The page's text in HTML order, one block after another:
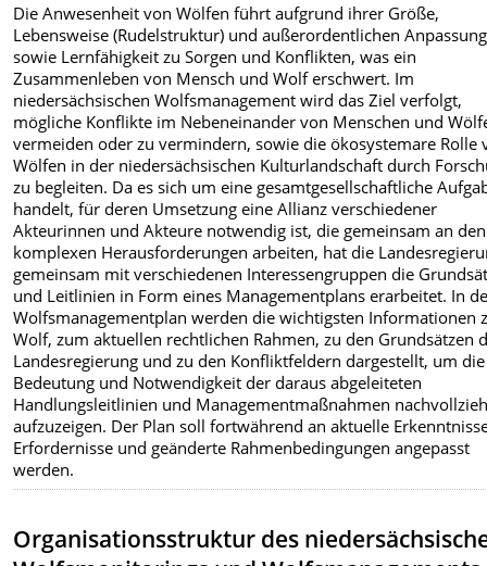
Die Anwesenheit von Wölfen führt aufgrund ihrer Größe,
Lebensweise (Rudelstruktur) und außerordentlichen
sowie Lernfähigkeit zu Sorgen und Konflikten, was ein
Zusammenleben von Mensch und Wolf erschwert. Im
niedersächsischen Wolfsmanagement wird das Ziel verfolgt,
mögliche Konflikte im Nebeneinander von Menschen und
vermeiden oder zu vermindern, sowie die ökosystemare Rolle
Wölfen in der niedersächsischen Kulturlandschaft durch
zu begleiten. Da es sich um eine gesamtgesellschaftliche
handelt, für deren Umsetzung eine Allianz verschiedener
Akteurinnen und Akteure notwendig ist, die gemeinsam an den
komplexen Herausforderungen arbeiten, hat die
gemeinsam mit verschiedenen Interessengruppen die
und Leitlinien in Form eines Managementplans erarbeitet. In
Wolfsmanagementplan werden die wichtigsten Informationen
Wolf, zum aktuellen rechtlichen Rahmen, zu den Grundsätzen
Landesregierung und zu den Konfliktfeldern dargestellt, um die
Bedeutung und Notwendigkeit der daraus abgeleiteten
Handlungsleitlinien und Managementmaßnahmen
aufzuzeigen. Der Plan soll fortwährend an aktuelle
Erfordernisse und geänderte Rahmenbedingungen angepasst
werden.
Organisationsstruktur des